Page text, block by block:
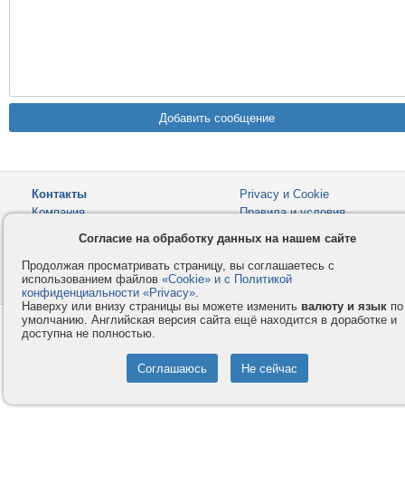
Контакты
Компания
Privacy и Cookie
Правила и условия
Помощь
© 2008-2026VMESTE.EU - Все права защищены.
Согласие на обработку данных на нашем сайте
Продолжая просматривать страницу, вы соглашаетесь с
использованием файлов «Cookie» и с Политикой
конфиденциальности «Privacy».
Наверху или внизу страницы вы можете изменить валюту и язык по
умолчанию. Английская версия сайта ещё находится в доработке и
доступна не полностью.